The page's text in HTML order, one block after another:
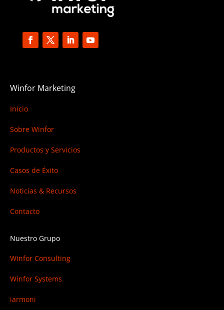
Winfor Marketing
Inicio
Sobre Winfor
Productos y Servicios
Casos de Éxito
Noticias & Recursos
Contacto
Nuestro Grupo
Winfor Consulting
Winfor Systems
iarmoni